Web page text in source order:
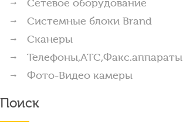
Сетевое оборудование
Системные блоки Brand
Сканеры
Телефоны,АТС,Факс.аппараты
Фото-Видео камеры
Поиск